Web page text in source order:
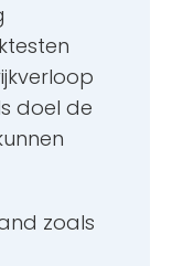
doel de
zoals